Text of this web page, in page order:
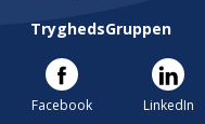
TryghedsGruppen
Facebook LinkedIn